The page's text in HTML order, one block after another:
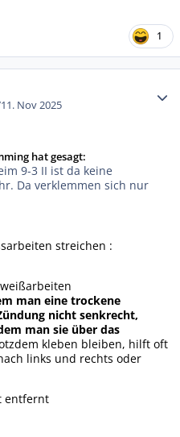
1
11. Nov 2025
hat gesagt:
9-3 II ist da keine
Da verklemmen sich nur
streichen :
man eine trockene
nicht senkrecht,
man sie über das
kleben bleiben, hilft oft
links und rechts oder
entfernt